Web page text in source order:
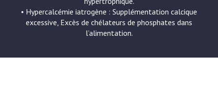
• Hypercalcémie iatrogène : Supplémentation calcique
excessive, Excès de chélateurs de phosphates dans
l’alimentation.